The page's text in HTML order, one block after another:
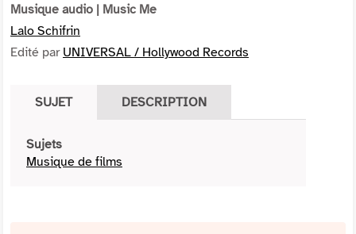
Musique audio | Music Me
Lalo Schifrin
Edité par UNIVERSAL / Hollywood Records
SUJET DESCRIPTION
Sujets
Musique de films